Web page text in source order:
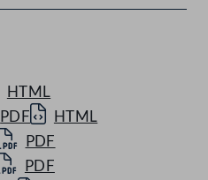
HTML
PDF
HTML
PDF
PDF